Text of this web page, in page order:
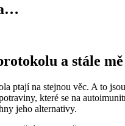
a stále
ptají na stejnou věc. A to
které se na
jeho alternativy.